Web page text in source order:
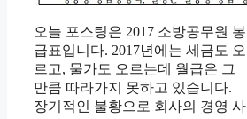
오늘 포스팅은 2017 소방공무원 봉
급표입니다. 2017년에는 세금도 오
르고, 물가도 오르는데 월급은 그
만큼 따라가지 못하고 있습니다.
장기적인 불황으로 회사의 경영 사